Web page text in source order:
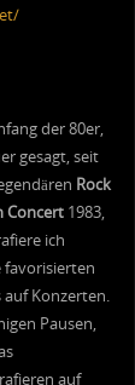
der 80er,
gesagt, seit
Rock
Concert1983,
ich
favorisierten
auf Konzerten.
Pausen,
auf